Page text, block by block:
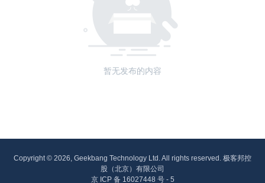
暂无发布的内容
Copyright © 2026, Geekbang Technology Ltd. All rights reserved. 极客邦控
股（北京）有限公司
京 ICP 备 16027448 号 - 5